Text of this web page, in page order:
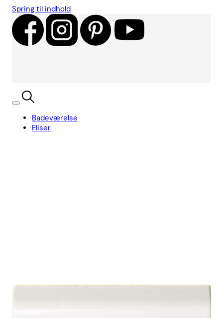
Spring til indhold
Badeværelse
Fliser